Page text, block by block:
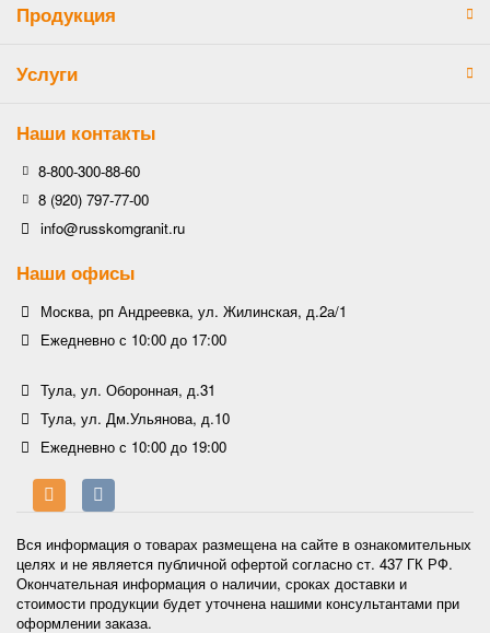
Продукция
Услуги
Наши контакты
8-800-300-88-60
8 (920) 797-77-00
info@russkomgranit.ru
Наши офисы
Москва, рп Андреевка, ул. Жилинская, д.2а/1
Ежедневно с 10:00 до 17:00
Тула, ул. Оборонная, д.31
Тула, ул. Дм.Ульянова, д.10
Ежедневно с 10:00 до 19:00
Вся информация о товарах размещена на сайте в ознакомительных
целях и не является публичной офертой согласно ст. 437 ГК РФ.
Окончательная информация о наличии, сроках доставки и
стоимости продукции будет уточнена нашими консультантами при
оформлении заказа.